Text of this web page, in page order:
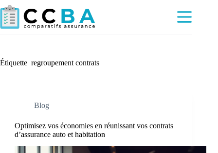
Passer
au
contenu
Étiquette regroupement contrats
Blog
Optimisez vos économies en réunissant vos contrats
d’assurance auto et habitation